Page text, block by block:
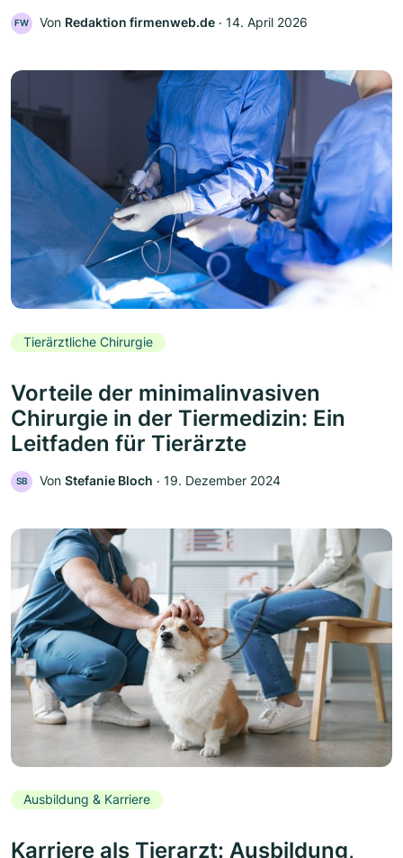
FW Von Redaktion firmenweb.de ‧ 14. April 2026
Tierärztliche Chirurgie
Vorteile der minimalinvasiven
Chirurgie in der Tiermedizin: Ein
Leitfaden für Tierärzte
SB Von Stefanie Bloch ‧ 19. Dezember 2024
Ausbildung & Karriere
Karriere als Tierarzt: Ausbildung,